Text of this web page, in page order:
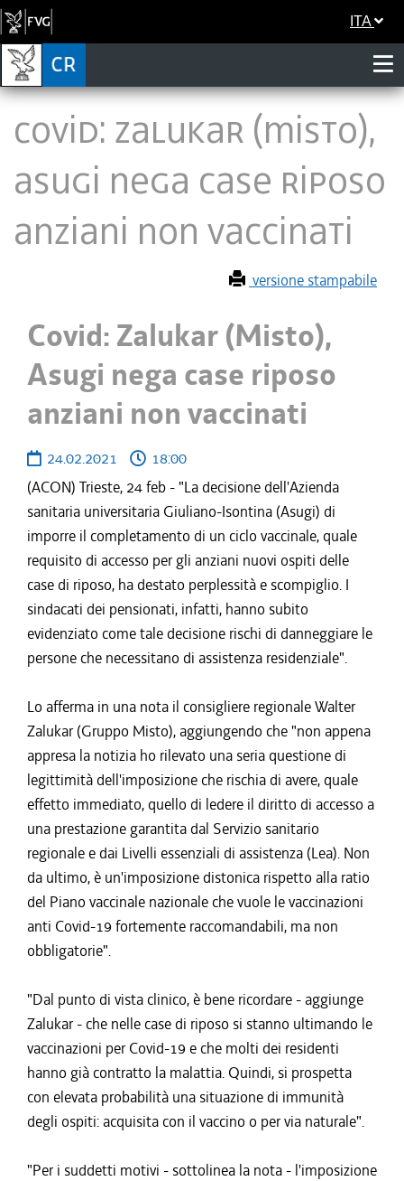
ITA
Covid: Zalukar (Misto),
Asugi nega case riposo
anziani non vaccinati
versione stampabile
Covid: Zalukar (Misto),
Asugi nega case riposo
anziani non vaccinati
24.02.2021
18:00
(ACON) Trieste, 24 feb - "La decisione dell'Azienda
sanitaria universitaria Giuliano-Isontina (Asugi) di
imporre il completamento di un ciclo vaccinale, quale
requisito di accesso per gli anziani nuovi ospiti delle
case di riposo, ha destato perplessità e scompiglio. I
sindacati dei pensionati, infatti, hanno subito
evidenziato come tale decisione rischi di danneggiare le
persone che necessitano di assistenza residenziale".
Lo afferma in una nota il consigliere regionale Walter
Zalukar (Gruppo Misto), aggiungendo che "non appena
appresa la notizia ho rilevato una seria questione di
legittimità dell'imposizione che rischia di avere, quale
effetto immediato, quello di ledere il diritto di accesso a
una prestazione garantita dal Servizio sanitario
regionale e dai Livelli essenziali di assistenza (Lea). Non
da ultimo, è un'imposizione distonica rispetto alla ratio
del Piano vaccinale nazionale che vuole le vaccinazioni
anti Covid-19 fortemente raccomandabili, ma non
obbligatorie".
"Dal punto di vista clinico, è bene ricordare - aggiunge
Zalukar - che nelle case di riposo si stanno ultimando le
vaccinazioni per Covid-19 e che molti dei residenti
hanno già contratto la malattia. Quindi, si prospetta
con elevata probabilità una situazione di immunità
degli ospiti: acquisita con il vaccino o per via naturale".
"Per i suddetti motivi - sottolinea la nota - l'imposizione